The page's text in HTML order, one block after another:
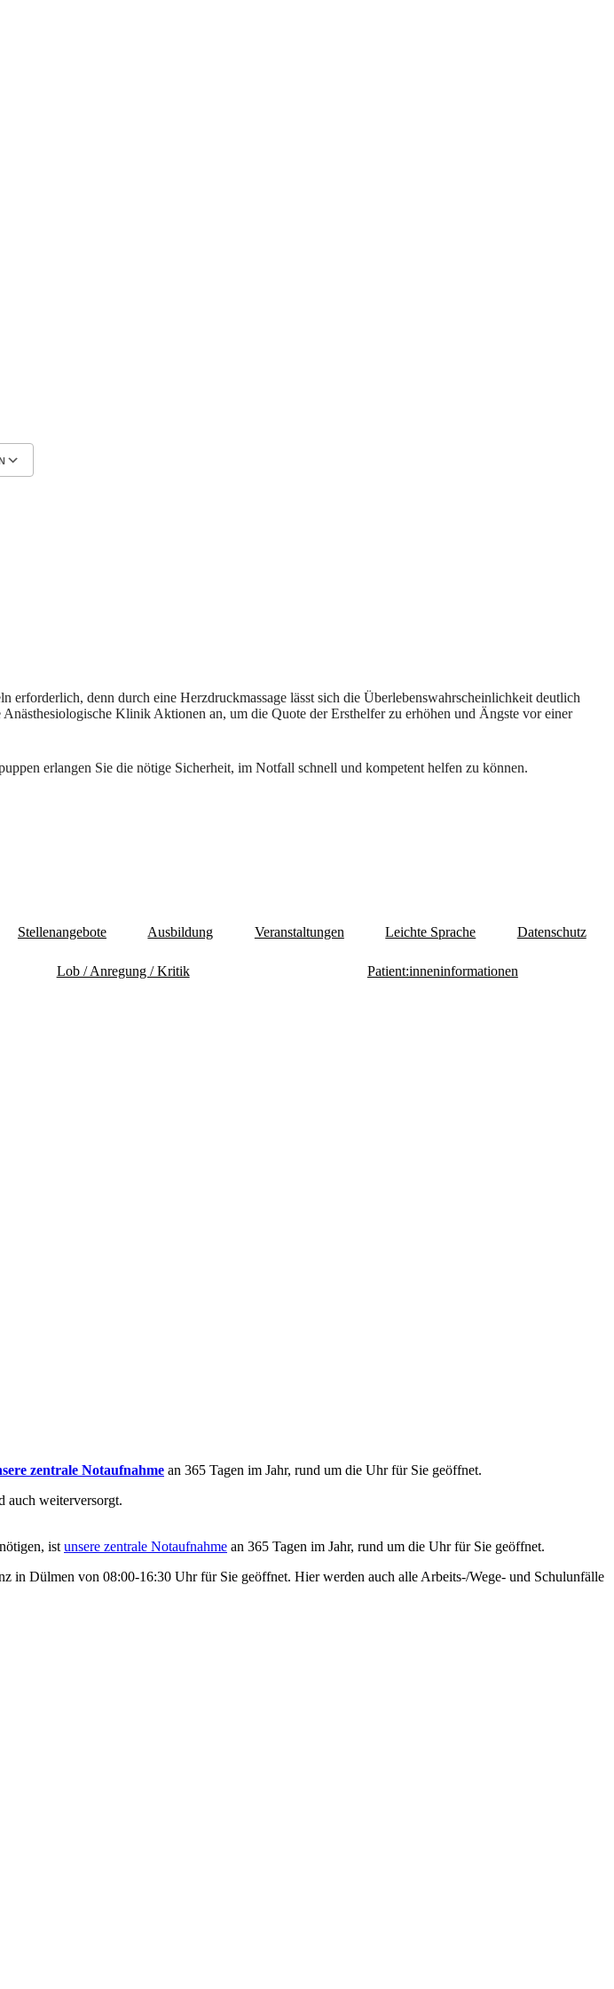
denn durch eine Herzdruckmassage lässt sich die Überlebenswahrscheinlichkeit deutlich
Klinik Aktionen an, um die Quote der Ersthelfer zu erhöhen und Ängste vor einer
erlangen Sie die nötige Sicherheit, im Notfall schnell und kompetent helfen zu können.
Stellenangebote Ausbildung Veranstaltungen Leichte Sprache Datenschutz
Lob / Anregung / Kritik
Patient:inneninformationen
zentrale Notaufnahme an 365 Tagen im Jahr, rund um die Uhr für Sie geöffnet.
auch weiterversorgt.
ist unsere zentrale Notaufnahme an 365 Tagen im Jahr, rund um die Uhr für Sie geöffnet.
in Dülmen von 08:00-16:30 Uhr für Sie geöffnet. Hier werden auch alle Arbeits-/Wege- und Schulunfälle